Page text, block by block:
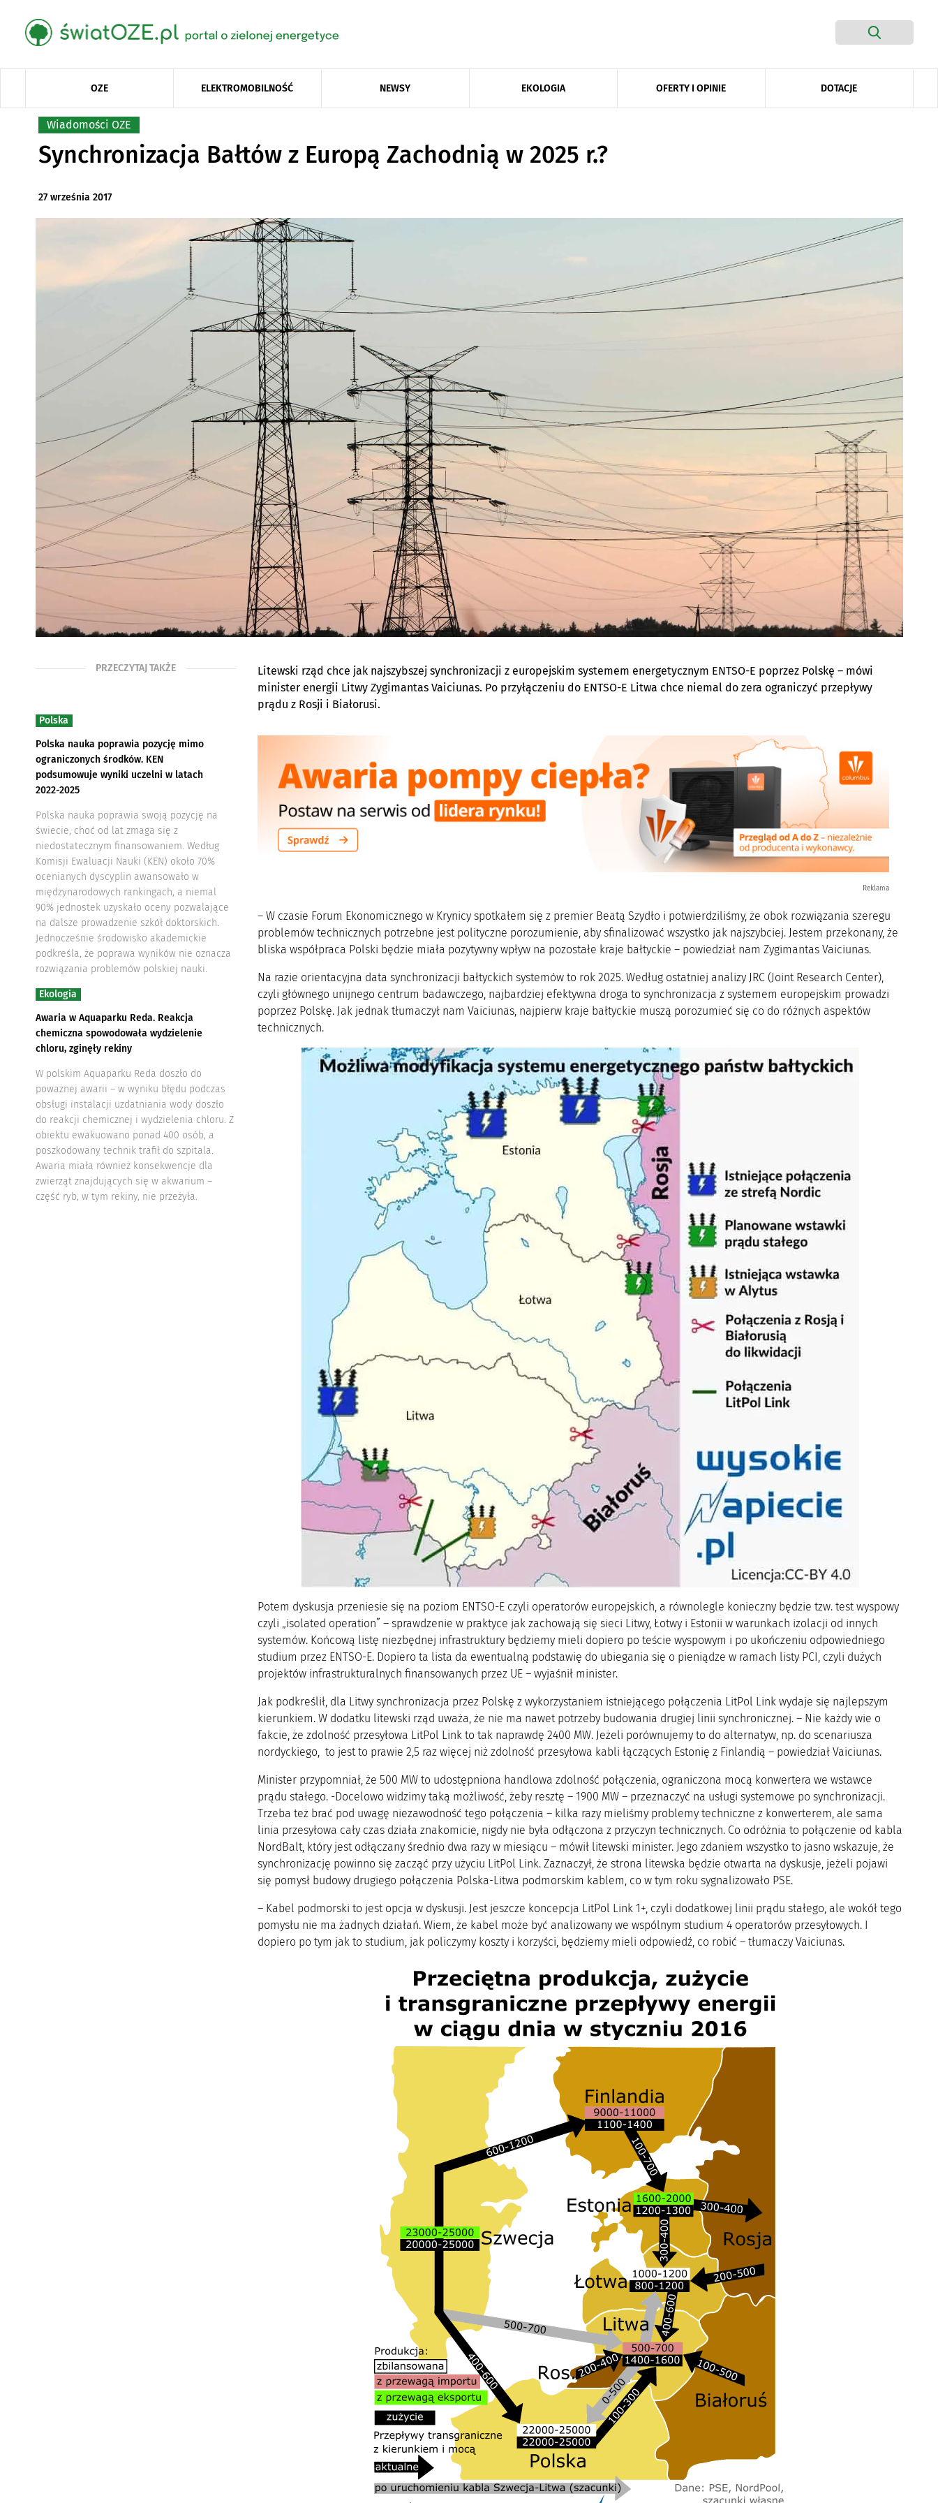
OZE ELEKTROMOBILNOŚĆ NEWSY EKOLOGIA OFERTY I OPINIE DOTACJE
Wiadomości OZE
Synchronizacja Bałtów z Europą Zachodnią w 2025 r.?
27 września 2017
PRZECZYTAJ TAKŻE
Polska
Polska nauka poprawia pozycję mimo
ograniczonych środków. KEN
podsumowuje wyniki uczelni w latach
2022-2025
Polska nauka poprawia swoją pozycję na
świecie, choć od lat zmaga się z
niedostatecznym finansowaniem. Według
Komisji Ewaluacji Nauki (KEN) około 70%
ocenianych dyscyplin awansowało w
międzynarodowych rankingach, a niemal
90% jednostek uzyskało oceny pozwalające
na dalsze prowadzenie szkół doktorskich.
Jednocześnie środowisko akademickie
podkreśla, że poprawa wyników nie oznacza
rozwiązania problemów polskiej nauki.
Ekologia
Awaria w Aquaparku Reda. Reakcja
chemiczna spowodowała wydzielenie
chloru, zginęły rekiny
W polskim Aquaparku Reda doszło do
poważnej awarii – w wyniku błędu podczas
obsługi instalacji uzdatniania wody doszło
do reakcji chemicznej i wydzielenia chloru. Z
obiektu ewakuowano ponad 400 osób, a
poszkodowany technik trafił do szpitala.
Awaria miała również konsekwencje dla
zwierząt znajdujących się w akwarium –
część ryb, w tym rekiny, nie przeżyła.
Litewski rząd chce jak najszybszej synchronizacji z europejskim systemem energetycznym ENTSO-E poprzez Polskę – mówi
minister energii Litwy Zygimantas Vaiciunas. Po przyłączeniu do ENTSO-E Litwa chce niemal do zera ograniczyć przepływy
prądu z Rosji i Białorusi.
Reklama
– W czasie Forum Ekonomicznego w Krynicy spotkałem się z premier Beatą Szydło i potwierdziliśmy, że obok rozwiązania szeregu
problemów technicznych potrzebne jest polityczne porozumienie, aby sfinalizować wszystko jak najszybciej. Jestem przekonany, że
bliska współpraca Polski będzie miała pozytywny wpływ na pozostałe kraje bałtyckie – powiedział nam Zygimantas Vaiciunas.
Na razie orientacyjna data synchronizacji bałtyckich systemów to rok 2025. Według ostatniej analizy JRC (Joint Research Center),
czyli głównego unijnego centrum badawczego, najbardziej efektywna droga to synchronizacja z systemem europejskim prowadzi
poprzez Polskę. Jak jednak tłumaczył nam Vaiciunas, najpierw kraje bałtyckie muszą porozumieć się co do różnych aspektów
technicznych.
Potem dyskusja przeniesie się na poziom ENTSO-E czyli operatorów europejskich, a równolegle konieczny będzie tzw. test wyspowy
czyli „isolated operation” – sprawdzenie w praktyce jak zachowają się sieci Litwy, Łotwy i Estonii w warunkach izolacji od innych
systemów. Końcową listę niezbędnej infrastruktury będziemy mieli dopiero po teście wyspowym i po ukończeniu odpowiedniego
studium przez ENTSO-E. Dopiero ta lista da ewentualną podstawię do ubiegania się o pieniądze w ramach listy PCI, czyli dużych
projektów infrastrukturalnych finansowanych przez UE – wyjaśnił minister.
Jak podkreślił, dla Litwy synchronizacja przez Polskę z wykorzystaniem istniejącego połączenia LitPol Link wydaje się najlepszym
kierunkiem. W dodatku litewski rząd uważa, że nie ma nawet potrzeby budowania drugiej linii synchronicznej. – Nie każdy wie o
fakcie, że zdolność przesyłowa LitPol Link to tak naprawdę 2400 MW. Jeżeli porównujemy to do alternatyw, np. do scenariusza
nordyckiego, to jest to prawie 2,5 raz więcej niż zdolność przesyłowa kabli łączących Estonię z Finlandią – powiedział Vaiciunas.
Minister przypomniał, że 500 MW to udostępniona handlowa zdolność połączenia, ograniczona mocą konwertera we wstawce
prądu stałego. -Docelowo widzimy taką możliwość, żeby resztę – 1900 MW – przeznaczyć na usługi systemowe po synchronizacji.
Trzeba też brać pod uwagę niezawodność tego połączenia – kilka razy mieliśmy problemy techniczne z konwerterem, ale sama
linia przesyłowa cały czas działa znakomicie, nigdy nie była odłączona z przyczyn technicznych. Co odróżnia to połączenie od kabla
NordBalt, który jest odłączany średnio dwa razy w miesiącu – mówił litewski minister. Jego zdaniem wszystko to jasno wskazuje, że
synchronizację powinno się zacząć przy użyciu LitPol Link. Zaznaczył, że strona litewska będzie otwarta na dyskusje, jeżeli pojawi
się pomysł budowy drugiego połączenia Polska-Litwa podmorskim kablem, co w tym roku sygnalizowało PSE.
– Kabel podmorski to jest opcja w dyskusji. Jest jeszcze koncepcja LitPol Link 1+, czyli dodatkowej linii prądu stałego, ale wokół tego
pomysłu nie ma żadnych działań. Wiem, że kabel może być analizowany we wspólnym studium 4 operatorów przesyłowych. I
dopiero po tym jak to studium, jak policzymy koszty i korzyści, będziemy mieli odpowiedź, co robić – tłumaczy Vaiciunas.